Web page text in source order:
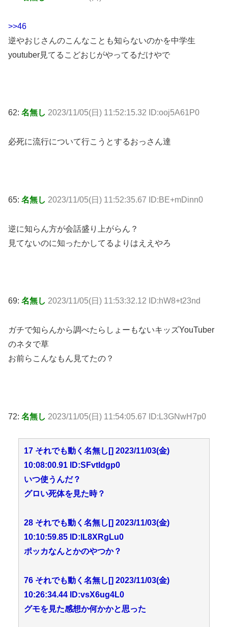
>>46
逆やおじさんのこんなことも知らないのかを中学生
youtuber見てるこどおじがやってるだけやで
62: 名無し 2023/11/05(日) 11:52:15.32 ID:ooj5A61P0
必死に流行について行こうとするおっさん達
65: 名無し 2023/11/05(日) 11:52:35.67 ID:BE+mDinn0
逆に知らん方が会話盛り上がらん？
見てないのに知ったかしてるよりはええやろ
69: 名無し 2023/11/05(日) 11:53:32.12 ID:hW8+t23nd
ガチで知らんから調べたらしょーもないキッズYouTuber
のネタで草
お前らこんなもん見てたの？
72: 名無し 2023/11/05(日) 11:54:05.67 ID:L3GNwH7p0
17 それでも動く名無し[] 2023/11/03(金)
10:08:00.91 ID:SFvtIdgp0
いつ使うんだ？
グロい死体を見た時？
28 それでも動く名無し[] 2023/11/03(金)
10:10:59.85 ID:lL8XRgLu0
ポッカなんとかのやつか？
76 それでも動く名無し[] 2023/11/03(金)
10:26:34.44 ID:vsX6ug4L0
グモを見た感想か何かかと思った